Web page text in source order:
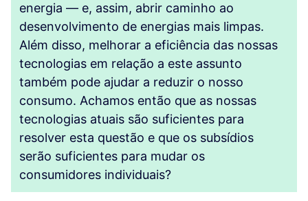
energia — e, assim, abrir caminho ao
desenvolvimento de energias mais limpas.
Além disso, melhorar a eficiência das nossas
tecnologias em relação a este assunto
também pode ajudar a reduzir o nosso
consumo. Achamos então que as nossas
tecnologias atuais são suficientes para
resolver esta questão e que os subsídios
serão suficientes para mudar os
consumidores individuais?